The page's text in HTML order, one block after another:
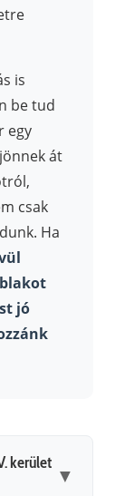
is
be tud
egy
át
csak
Ha
jó
kerület
▼